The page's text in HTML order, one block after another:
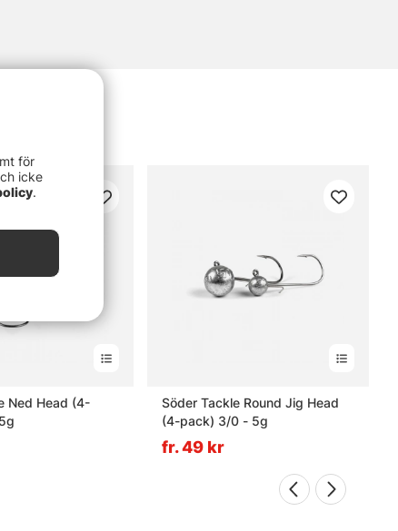
Ned Head (4-
Söder Tackle Round Jig Head
(4-pack) 3/0 - 5g
fr. 49 kr
för
icke
.